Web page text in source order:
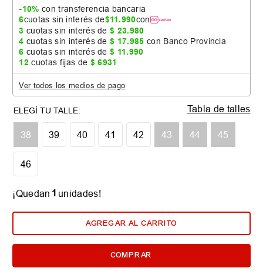
-10% con transferencia bancaria
6cuotas sin interés de$11.990con
3 cuotas sin interés de$ 23.980
4 cuotas sin interés de$ 17.985 con Banco Provincia
6 cuotas sin interés de$ 11.990
12 cuotas fijas de $ 6931
Ver todos los medios de pago
38 39 40 41 42 43 44 45
46
Tabla de talles
¡Quedan 1 unidades!
AGREGAR AL CARRITO
COMPRAR